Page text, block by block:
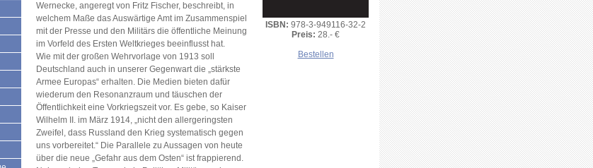
Wernecke, angeregt von Fritz Fischer, beschreibt, in
welchem Maße das Auswärtige Amt im Zusammenspiel
mit der Presse und den Militärs die öffentliche Meinung
im Vorfeld des Ersten Weltkrieges beeinflusst hat.
Wie mit der großen Wehrvorlage von 1913 soll
Deutschland auch in unserer Gegenwart die „stärkste
Armee Europas“ erhalten. Die Medien bieten dafür
wiederum den Resonanzraum und täuschen der
Öffentlichkeit eine Vorkriegszeit vor. Es gebe, so Kaiser
Wilhelm II. im März 1914, „nicht den allergeringsten
Zweifel, dass Russland den Krieg systematisch gegen
uns vorbereitet.“ Die Parallele zu Aussagen von heute
über die neue „Gefahr aus dem Osten“ ist frappierend.
ISBN: 978-3-949116-32-2
Preis: 28.- €
Bestellen